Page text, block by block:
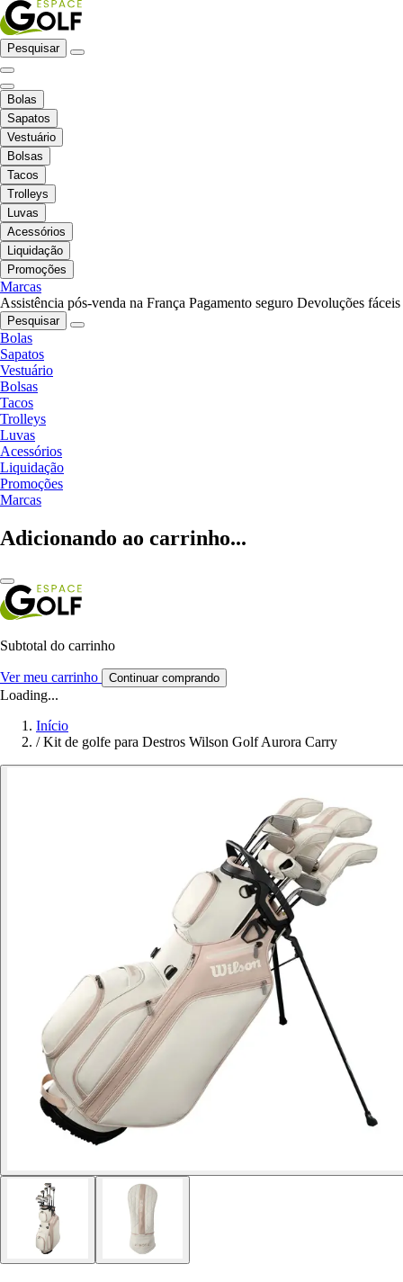
Pesquisar
Bolas
Sapatos
Vestuário
Bolsas
Tacos
Trolleys
Luvas
Acessórios
Liquidação
Promoções
Marcas
Assistência pós-venda na França Pagamento seguro Devoluções fáceis
Pesquisar
Bolas
Sapatos
Vestuário
Bolsas
Tacos
Trolleys
Luvas
Acessórios
Liquidação
Promoções
Marcas
Adicionando ao carrinho...
Subtotal do carrinho
Ver meu carrinho Continuar comprando
Loading...
Início
/ Kit de golfe para Destros Wilson Golf Aurora Carry